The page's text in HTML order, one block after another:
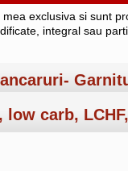
exclusiva si sunt
integral sau
carb,